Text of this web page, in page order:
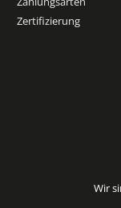
Zertifizierung
Wir